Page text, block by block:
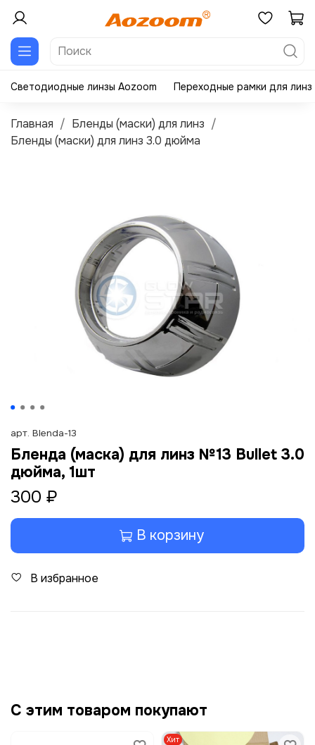
Светодиодные линзы Aozoom Переходные рамки для линз
Главная
Бленды (маски) для линз
Бленды (маски) для линз 3.0 дюйма
арт. Blenda-13
Бленда (маска) для линз №13 Bullet 3.0
дюйма, 1шт
300 ₽
В корзину
В избранное
С этим товаром покупают
Хит